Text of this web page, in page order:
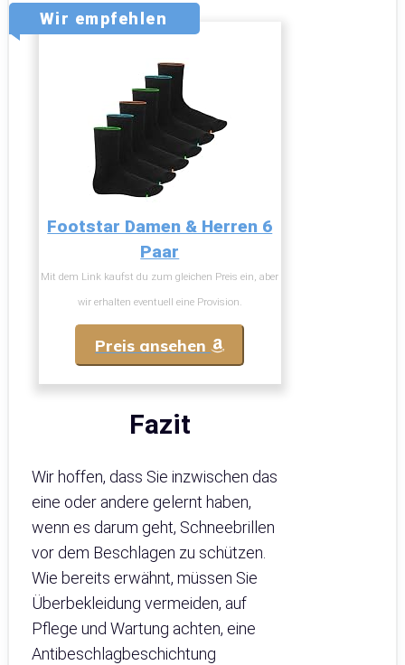
Wir empfehlen
Footstar Damen & Herren 6
Paar
Mit dem Link kaufst du zum gleichen Preis ein, aber
wir erhalten eventuell eine Provision.
Preis ansehen
Fazit
Wir hoffen, dass Sie inzwischen das
eine oder andere gelernt haben,
wenn es darum geht, Schneebrillen
vor dem Beschlagen zu schützen.
Wie bereits erwähnt, müssen Sie
Überbekleidung vermeiden, auf
Pflege und Wartung achten, eine
Antibeschlagbeschichtung